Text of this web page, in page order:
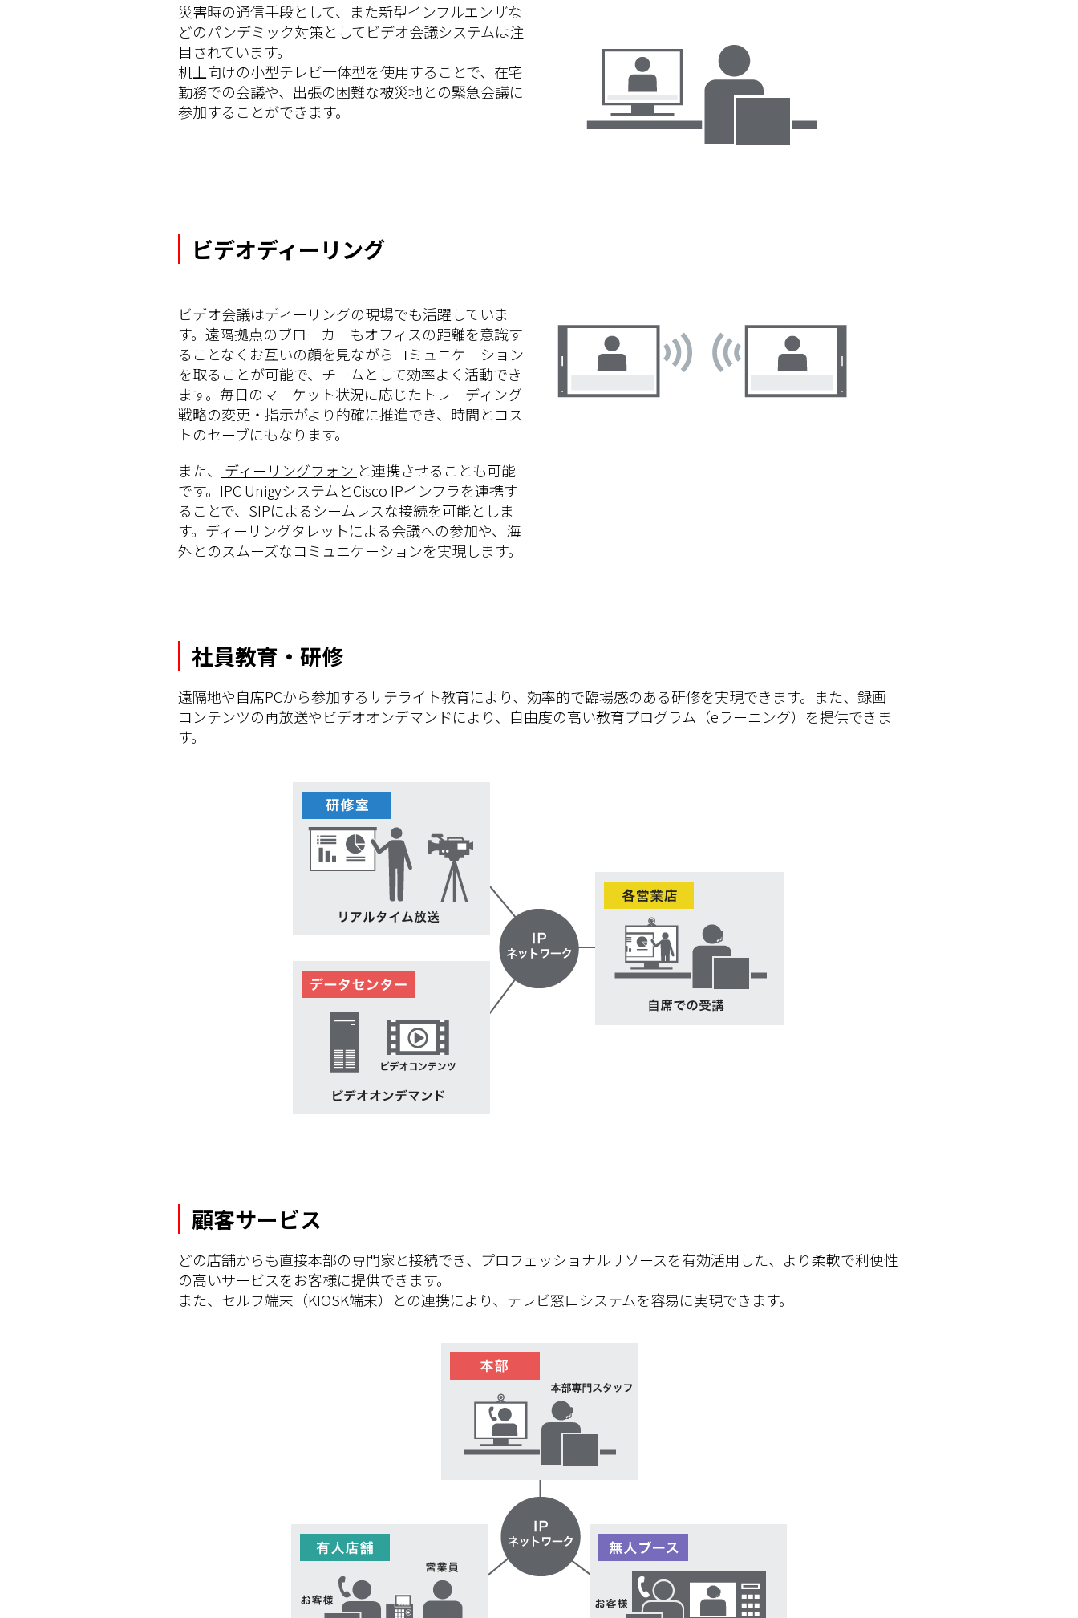
災害時の通信手段として、また新型インフルエンザな
どのパンデミック対策としてビデオ会議システムは注
目されています。
机上向けの小型テレビ一体型を使用することで、在宅
勤務での会議や、出張の困難な被災地との緊急会議に
参加することができます。
ビデオディーリング
ビデオ会議はディーリングの現場でも活躍していま
す。遠隔拠点のブローカーもオフィスの距離を意識す
ることなくお互いの顔を見ながらコミュニケーション
を取ることが可能で、チームとして効率よく活動でき
ます。毎日のマーケット状況に応じたトレーディング
戦略の変更・指示がより的確に推進でき、時間とコス
トのセーブにもなります。
また、
ディーリングフォン と連携させることも可能
です。IPC UnigyシステムとCisco IPインフラを連携す
ることで、SIPによるシームレスな接続を可能としま
す。ディーリングタレットによる会議への参加や、海
外とのスムーズなコミュニケーションを実現します。
社員教育・研修
遠隔地や自席PCから参加するサテライト教育により、効率的で臨場感のある研修を実現できます。また、録画
コンテンツの再放送やビデオオンデマンドにより、自由度の高い教育プログラム（eラーニング）を提供できま
す。
顧客サービス
どの店舗からも直接本部の専門家と接続でき、プロフェッショナルリソースを有効活用した、より柔軟で利便性
の高いサービスをお客様に提供できます。
また、セルフ端末（KIOSK端末）との連携により、テレビ窓口システムを容易に実現できます。